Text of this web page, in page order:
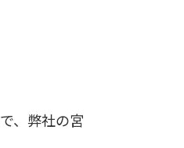
で、弊社の宮